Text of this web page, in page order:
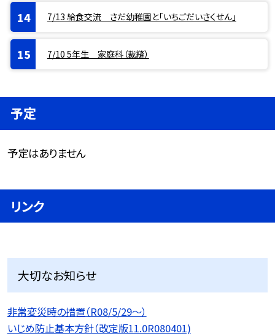
7/13 給食交流 さだ幼稚園と「いちごだいさくせん」
7/10 5年生 家庭科（裁縫）
予定
予定はありません
リンク
大切なお知らせ
非常変災時の措置（R08/5/29〜）
いじめ防止基本方針（改定版11.0R080401)